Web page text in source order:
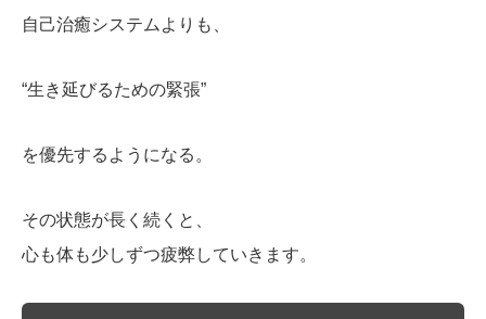
自己治癒システムよりも、
“生き延びるための緊張”
を優先するようになる。
その状態が長く続くと、
心も体も少しずつ疲弊していきます。